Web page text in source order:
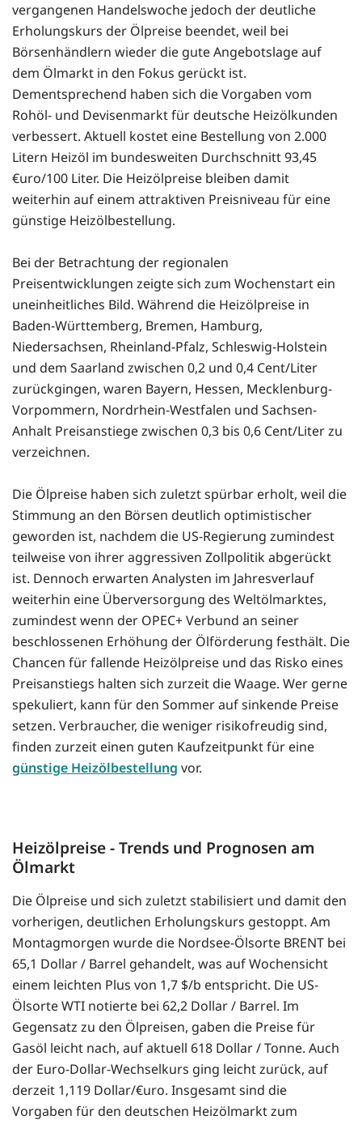
vergangenen Handelswoche jedoch der deutliche
Erholungskurs der Ölpreise beendet, weil bei
Börsenhändlern wieder die gute Angebotslage auf
dem Ölmarkt in den Fokus gerückt ist.
Dementsprechend haben sich die Vorgaben vom
Rohöl- und Devisenmarkt für deutsche Heizölkunden
verbessert. Aktuell kostet eine Bestellung von 2.000
Litern Heizöl im bundesweiten Durchschnitt 93,45
€uro/100 Liter. Die Heizölpreise bleiben damit
weiterhin auf einem attraktiven Preisniveau für eine
günstige Heizölbestellung.
Bei der Betrachtung der regionalen
Preisentwicklungen zeigte sich zum Wochenstart ein
uneinheitliches Bild. Während die Heizölpreise in
Baden-Württemberg, Bremen, Hamburg,
Niedersachsen, Rheinland-Pfalz, Schleswig-Holstein
und dem Saarland zwischen 0,2 und 0,4 Cent/Liter
zurückgingen, waren Bayern, Hessen, Mecklenburg-
Vorpommern, Nordrhein-Westfalen und Sachsen-
Anhalt Preisanstiege zwischen 0,3 bis 0,6 Cent/Liter zu
verzeichnen.
Die Ölpreise haben sich zuletzt spürbar erholt, weil die
Stimmung an den Börsen deutlich optimistischer
geworden ist, nachdem die US-Regierung zumindest
teilweise von ihrer aggressiven Zollpolitik abgerückt
ist. Dennoch erwarten Analysten im Jahresverlauf
weiterhin eine Überversorgung des Weltölmarktes,
zumindest wenn der OPEC+ Verbund an seiner
beschlossenen Erhöhung der Ölförderung festhält. Die
Chancen für fallende Heizölpreise und das Risko eines
Preisanstiegs halten sich zurzeit die Waage. Wer gerne
spekuliert, kann für den Sommer auf sinkende Preise
setzen. Verbraucher, die weniger risikofreudig sind,
finden zurzeit einen guten Kaufzeitpunkt für eine
günstige Heizölbestellung vor.
Heizölpreise - Trends und Prognosen am
Ölmarkt
Die Ölpreise und sich zuletzt stabilisiert und damit den
vorherigen, deutlichen Erholungskurs gestoppt. Am
Montagmorgen wurde die Nordsee-Ölsorte BRENT bei
65,1 Dollar / Barrel gehandelt, was auf Wochensicht
einem leichten Plus von 1,7 $/b entspricht. Die US-
Ölsorte WTI notierte bei 62,2 Dollar / Barrel. Im
Gegensatz zu den Ölpreisen, gaben die Preise für
Gasöl leicht nach, auf aktuell 618 Dollar / Tonne. Auch
der Euro-Dollar-Wechselkurs ging leicht zurück, auf
derzeit 1,119 Dollar/€uro. Insgesamt sind die
Vorgaben für den deutschen Heizölmarkt zum